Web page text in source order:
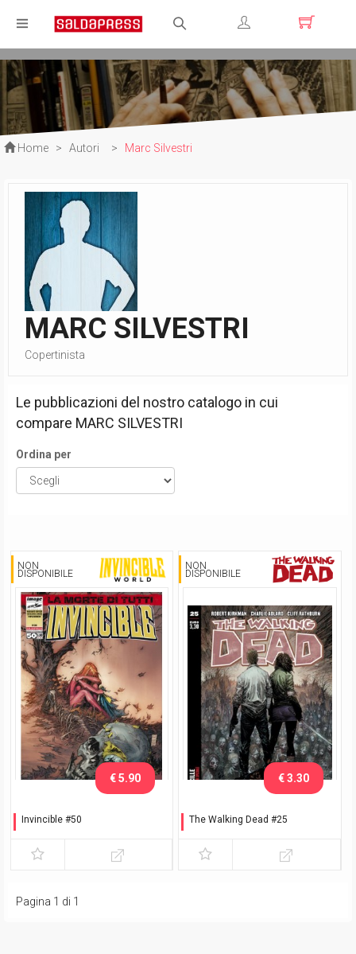
Registrati
Login
Home > Autori > Marc Silvestri
MARC SILVESTRI
Copertinista
Le pubblicazioni del nostro catalogo in cui
compare MARC SILVESTRI
Ordina per
NON
DISPONIBILE
Invincible #50
(comiXrevolution)
€ 5.90
NON
DISPONIBILE
The Walking Dead #25
€ 3.30
Pagina 1 di 1